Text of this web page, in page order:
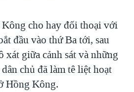
VÀ NAY
AFGHANISTAN
Ở VIỆT NAM
KIM TẠI VIỆT NAM
cho hay đối thoại với
đầu vào thứ Ba tới, sau
xát giữa cảnh sát và những
chủ đã làm tê liệt hoạt
Hồng Kông.